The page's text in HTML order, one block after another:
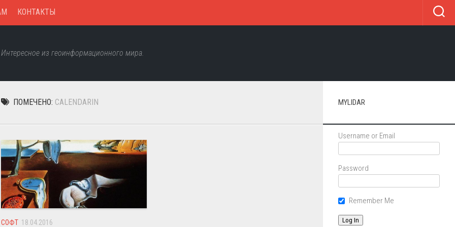
КОНТАКТЫ
Интересное из геоинформационного мира.
ПОМЕЧЕНО: CALENDARIN
СОФТ 18.04.2016
MYLIDAR
Username or Email
Password
Remember Me